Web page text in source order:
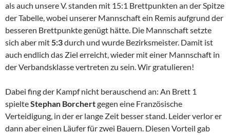
als auch unsere V. standen mit 15:1 Brettpunkten an der Spitze
der Tabelle, wobei unserer Mannschaft ein Remis aufgrund der
besseren Brettpunkte genügt hätte. Die Mannschaft setzte
sich aber mit5:3durch und wurde Bezirksmeister. Damit ist
auch endlich das Ziel erreicht, wieder mit einer Mannschaft in
der Verbandsklasse vertreten zu sein. Wir gratulieren!
Dabei fing der Kampf nicht berauschend an: An Brett 1
spielteStephan Borchertgegen eine Französische
Verteidigung, in der er lange Zeit besser stand. Leider verlor er
dann aber einen Läufer für zwei Bauern. Diesen Vorteil gab